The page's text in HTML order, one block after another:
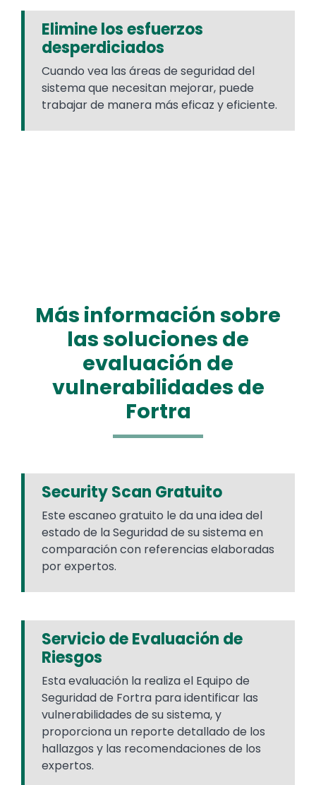
Elimine los esfuerzos
desperdiciados
Cuando vea las áreas de seguridad del
sistema que necesitan mejorar, puede
trabajar de manera más eficaz y eficiente.
Más información sobre
las soluciones de
evaluación de
vulnerabilidades de
Fortra
Security Scan Gratuito
Este escaneo gratuito le da una idea del
estado de la Seguridad de su sistema en
comparación con referencias elaboradas
por expertos.
Servicio de Evaluación de
Riesgos
Esta evaluación la realiza el Equipo de
Seguridad de Fortra para identificar las
vulnerabilidades de su sistema, y
proporciona un reporte detallado de los
hallazgos y las recomendaciones de los
expertos.